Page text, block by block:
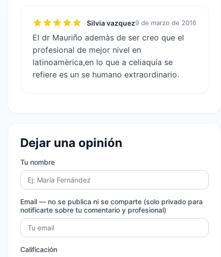
Silvia vazquez9 de marzo de 2016
El dr Mauriño ademàs de ser creo que el
profesional de mejor nivel en
latinoamèrica,en lo que a celiaquía se
refiere es un se humano extraordinario.
Dejar una opinión
Tu nombre
Email — no se publica ni se comparte (solo privado para
notificarte sobre tu comentario y profesional)
Calificación